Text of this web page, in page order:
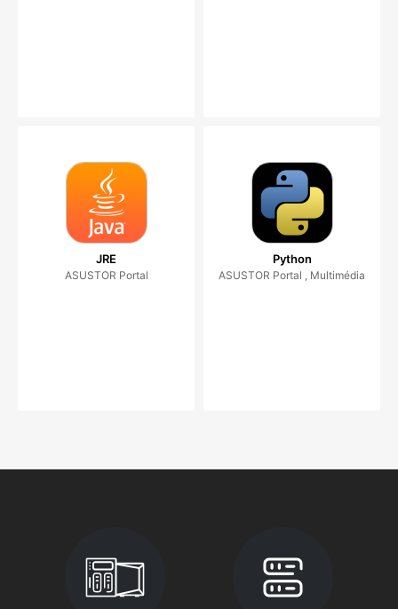
JRE
ASUSTOR Portal
Python
ASUSTOR Portal , Multimédia